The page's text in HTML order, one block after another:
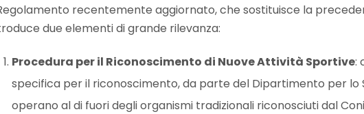
recentemente aggiornato, che sostituisce la
due elementi di grande rilevanza:
Procedura per il Riconoscimento di Nuove Attività Sportive:
specifica per il riconoscimento, da parte del Dipartimento per
operano al di fuori degli organismi tradizionali riconosciuti dal